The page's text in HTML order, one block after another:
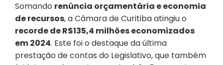
Somando renúncia orçamentária e economia
de recursos, a Câmara de Curitiba atingiu o
recorde de R$135,4 milhões economizados
em 2024. Este foi o destaque da última
prestação de contas do Legislativo, que também